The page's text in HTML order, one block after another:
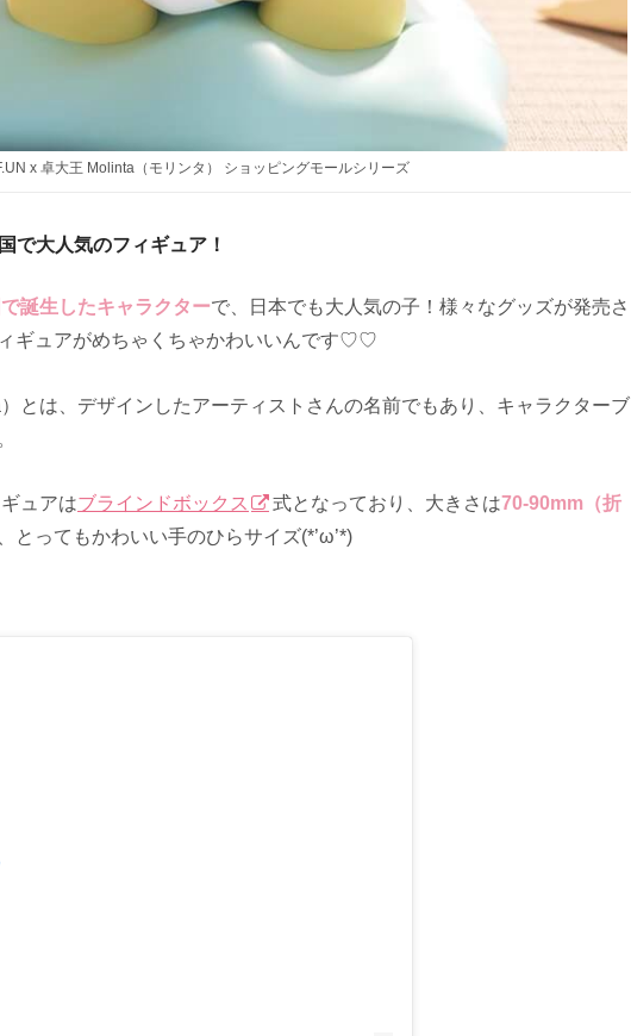
x 卓大王 Molinta（モリンタ） ショッピングモールシリーズ
で大人気のフィギュア！
誕生したキャラクターで、日本でも大人気の子！様々なグッズが発売さ
ギュアがめちゃくちゃかわいいんです♡♡
とは、デザインしたアーティストさんの名前でもあり、キャラクターブ
ュアはブラインドボックス 式となっており、大きさ は70-90mm（折
とってもかわいい手のひらサイズ(*’ω’*)